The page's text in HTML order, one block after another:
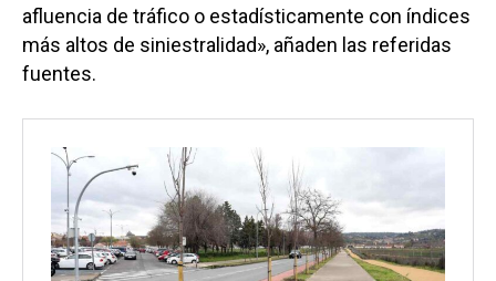
afluencia de tráfico o estadísticamente con índices
más altos de siniestralidad», añaden las referidas
fuentes.